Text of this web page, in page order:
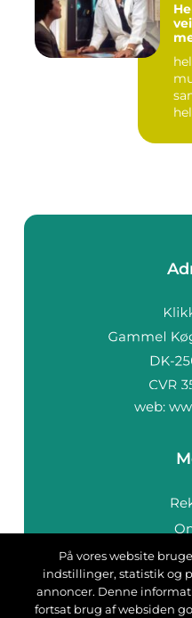
web:
På vores website
indstillinger, statistik og
annoncer. Denne
fortsat brug af websiden